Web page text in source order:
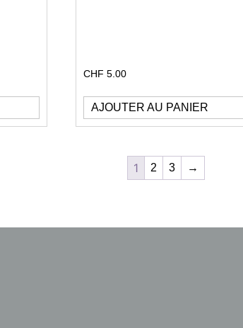
CHF 5.00
AJOUTER AU PANIER
1 2 3 →